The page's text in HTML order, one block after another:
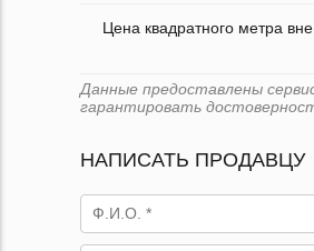
Цена квадратного метра
Данные предоставлены
гарантировать
НАПИСАТЬ ПРОДАВЦУ